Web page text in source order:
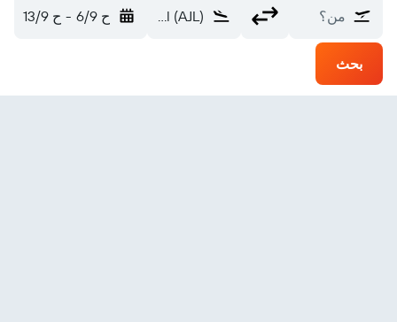
من؟ Aizawl (AJL) ح 6/9 - ح 13/9
بحث